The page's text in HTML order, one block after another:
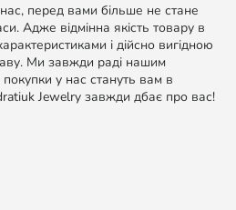
перед вами більше не стане
Адже відмінна якість товару в
і дійсно вигідною
Ми завжди раді нашим
у нас стануть вам в
Jewelry завжди дбає про вас!